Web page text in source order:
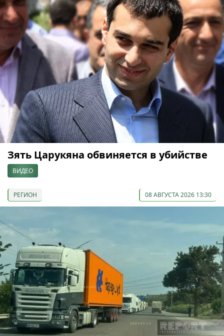
Зять Царукяна обвиняется в убийстве
ВИДЕО
РЕГИОН 08 АВГУСТА 2026 13:30